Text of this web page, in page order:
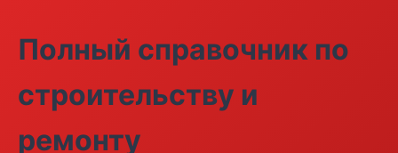
Полный справочник по
строительству и
ремонту